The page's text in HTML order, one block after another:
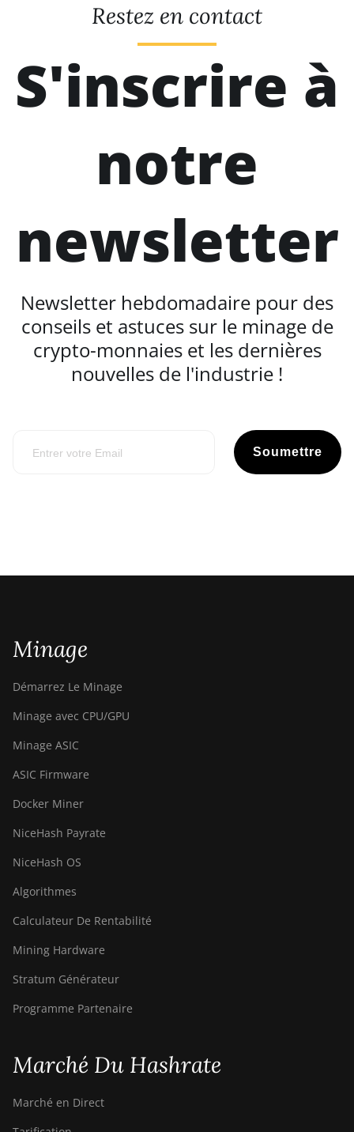
Restez en contact
S'inscrire à
notre
newsletter
Newsletter hebdomadaire pour des
conseils et astuces sur le minage de
crypto-monnaies et les dernières
nouvelles de l'industrie !
Soumettre
Minage
Démarrez Le Minage
Minage avec CPU/GPU
Minage ASIC
ASIC Firmware
Docker Miner
NiceHash Payrate
NiceHash OS
Algorithmes
Calculateur De Rentabilité
Mining Hardware
Stratum Générateur
Programme Partenaire
Marché Du Hashrate
Marché en Direct